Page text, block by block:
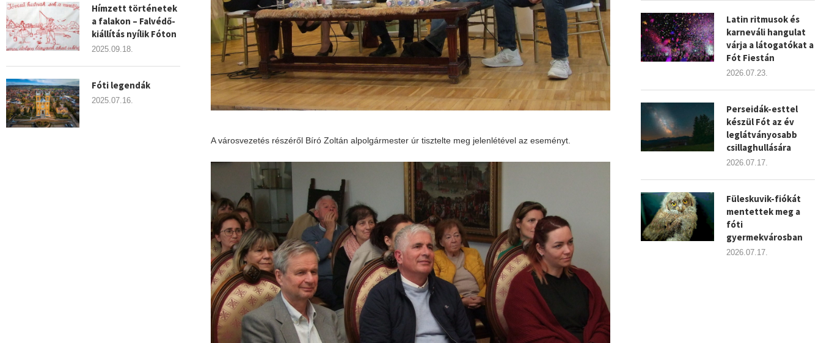
A városvezetés részéről Bíró Zoltán alpolgármester úr tisztelte meg jelenlétével az eseményt.
Latin ritmusok és
karneváli hangulat
várja a látogatókat a
Fót Fiestán
2026.07.23.
Perseidák-esttel
készül Fót az év
leglátványosabb
csillaghullására
2026.07.17.
Füleskuvik-fiókát
mentettek meg a
fóti
gyermekvárosban
2026.07.17.
Hímzett történetek
a falakon – Falvédő-
kiállítás nyílik Fóton
2025.09.18.
Fóti legendák
2025.07.16.